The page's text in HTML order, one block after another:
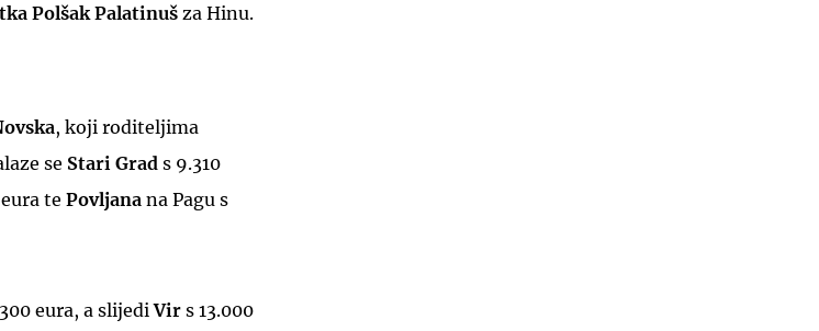
Polšak Palatinuš za Hinu.
, koji roditeljima
se Stari Grad s 9.310
te Povljana na Pagu s
eura, a slijediVir s 13.000